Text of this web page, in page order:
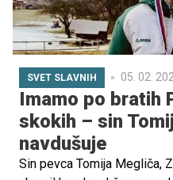
SVET SLAVNIH 05. 02.
Imamo po bratih
skokih – sin
navdušuje
Sin pevca Tomija Megliča,